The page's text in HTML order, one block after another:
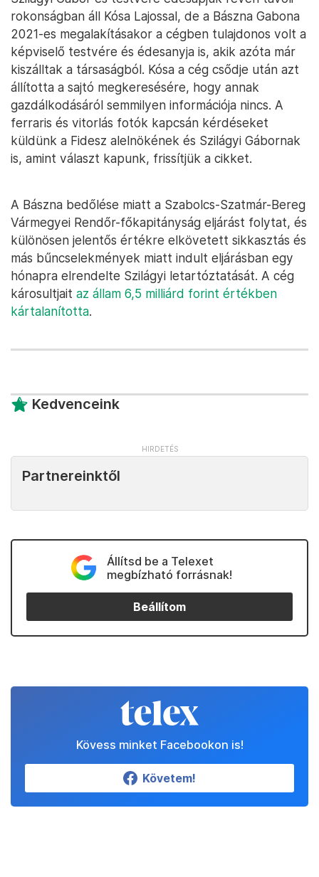
rokonságban áll Kósa Lajossal, de a Bászna Gabona
2021-es megalakításakor a cégben tulajdonos volt a
képviselő testvére és édesanyja is, akik azóta már
kiszálltak a társaságból. Kósa a cég csődje után azt
állította a sajtó megkeresésére, hogy annak
gazdálkodásáról semmilyen információja nincs. A
ferraris és vitorlás fotók kapcsán kérdéseket
küldünk a Fidesz alelnökének és Szilágyi Gábornak
is, amint választ kapunk, frissítjük a cikket.
A Bászna bedőlése miatt a Szabolcs-Szatmár-Bereg
Vármegyei Rendőr-főkapitányság eljárást folytat, és
különösen jelentős értékre elkövetett sikkasztás és
más bűncselekmények miatt indult eljárásban egy
hónapra elrendelte Szilágyi letartóztatását. A cég
károsultjait az állam 6,5 milliárd forint értékben
kártalanította.
Kedvenceink
Partnereinktől
Állítsd be a Telexet
megbízható forrásnak!
Beállítom
Kövess minket Facebookon is!
Követem!